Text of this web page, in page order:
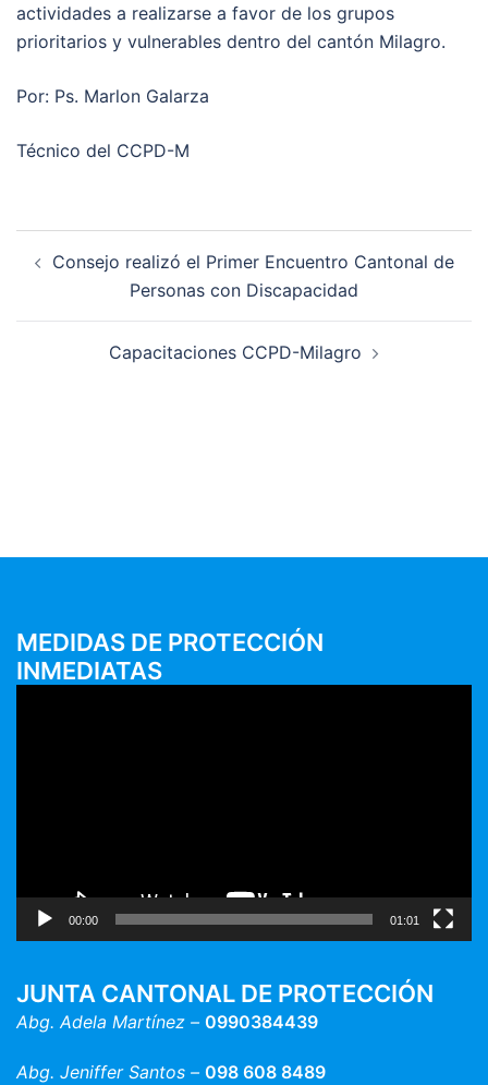
actividades a realizarse a favor de los grupos
prioritarios y vulnerables dentro del cantón Milagro.
Por: Ps. Marlon Galarza
Técnico del CCPD-M
Consejo realizó el Primer Encuentro Cantonal de
Personas con Discapacidad
Capacitaciones CCPD-Milagro
MEDIDAS DE PROTECCIÓN
INMEDIATAS
00:00 01:01
JUNTA CANTONAL DE PROTECCIÓN
Abg. Adela Martínez – 0990384439
Abg. Jeniffer Santos – 098 608 8489